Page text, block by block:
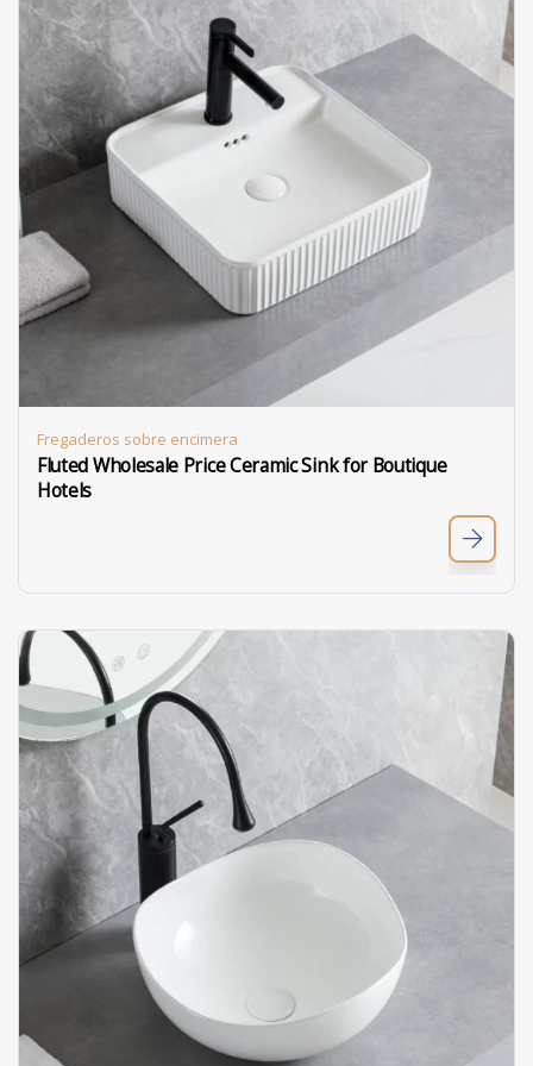
Fregaderos sobre encimera
Fluted Wholesale Price Ceramic Sink for Boutique
Hotels